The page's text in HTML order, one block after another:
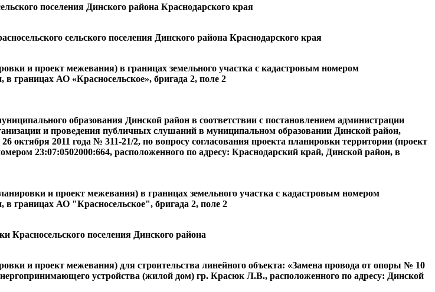
поселения Динского района Краснодарского края
сельского поселения Динского района Краснодарского края
и проект межевания) в границах земельного участка с кадастровым номером
границах АО «Красносельское», бригада 2, поле 2
образования Динской район в соответствии с постановлением администрации
и проведения публичных слушаний в муниципальном образовании Динской район,
2011 года № 311-21/2, по вопросу согласования проекта планировки территории (проект
23:07:0502000:664, расположенного по адресу: Краснодарский край, Динской район, в
и проект межевания) в границах земельного участка с кадастровым номером
в границах АО "Красносельское", бригада 2, поле 2
Красносельского поселения Динского района
и проект межевания) для строительства линейного объекта: «Замена провода от опоры № 10
устройства (жилой дом) гр. Красюк Л.В., расположенного по адресу: Динской